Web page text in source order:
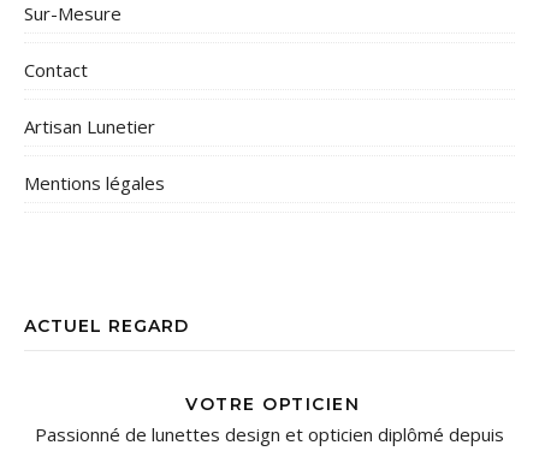
Sur-Mesure
Contact
Artisan Lunetier
Mentions légales
ACTUEL REGARD
VOTRE OPTICIEN
Passionné de lunettes design et opticien diplômé depuis